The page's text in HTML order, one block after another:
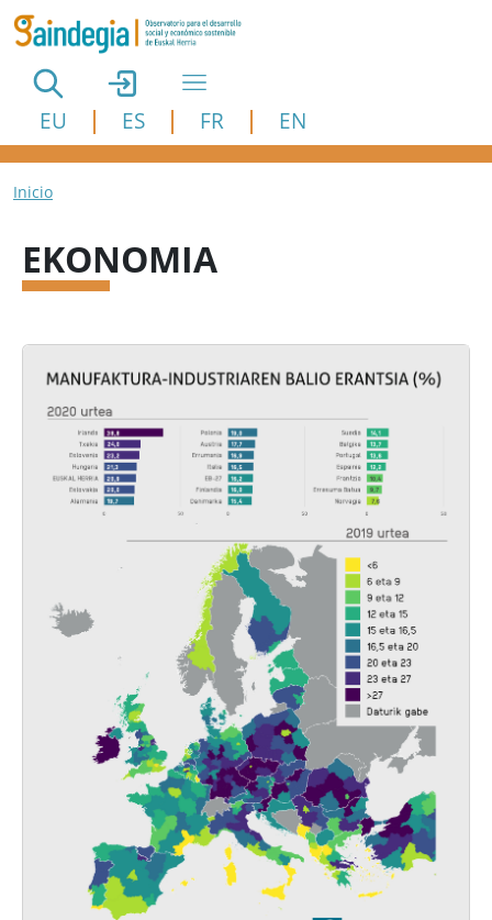
Pasar al contenido principal
EU ES FR EN
Ruta de navegación
Inicio
EKONOMIA